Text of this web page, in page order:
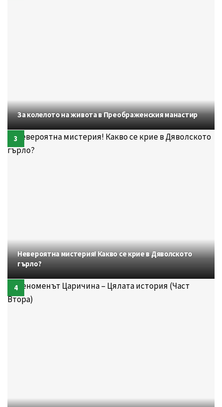
За колелото на живота в Преображенския манастир
Невероятна мистерия! Какво се крие в Дяволското
гърло?